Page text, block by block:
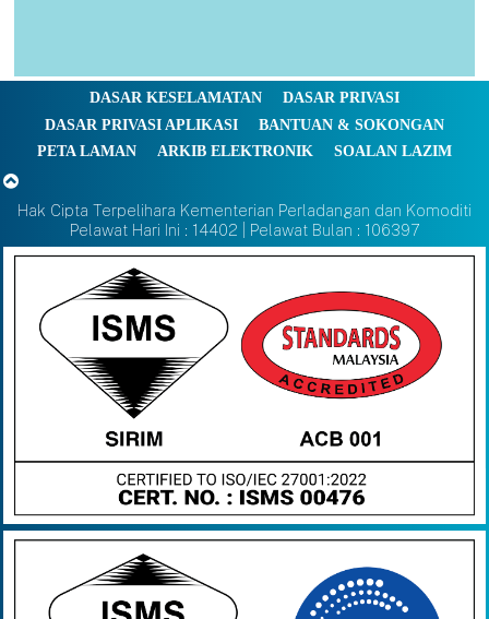
DASAR KESELAMATAN
DASAR PRIVASI
DASAR PRIVASI APLIKASI
BANTUAN & SOKONGAN
PETA LAMAN
ARKIB ELEKTRONIK SOALAN LAZIM
Hak Cipta Terpelihara Kementerian Perladangan dan Komoditi
Pelawat Hari Ini : 14402 | Pelawat Bulan : 106397